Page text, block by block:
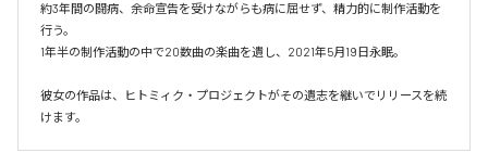
約3年間の闘病、余命宣告を受けながらも病に屈せず、精力的に制作活動を
行う。
1年半の制作活動の中で20数曲の楽曲を遺し、2021年5月19日永眠。
彼女の作品は、ヒトミィク・プロジェクトがその遺志を継いでリリースを続
けます。